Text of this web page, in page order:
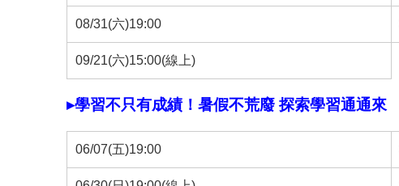
08/31(六)19:00
09/21(六)15:00(線上)
▸學習不只有成績！暑假不荒廢 探索學習通通來
06/07(五)19:00